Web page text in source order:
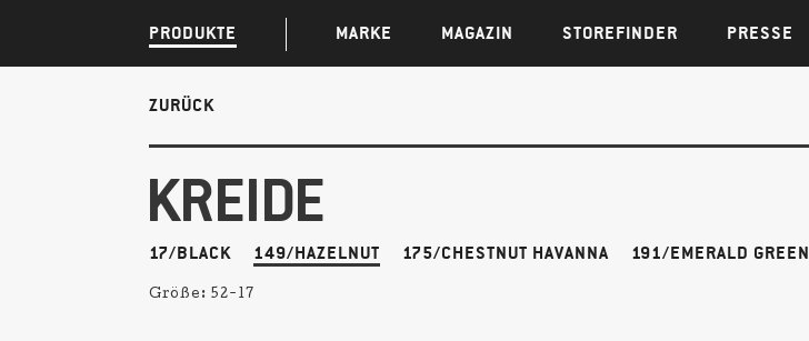
PRODUKTE MARKE MAGAZIN STOREFINDER PRESSE
ZURÜCK
KREIDE
17/BLACK 149/HAZELNUT 175/CHESTNUT HAVANNA 191/EMERALD GREEN
Größe:52-17